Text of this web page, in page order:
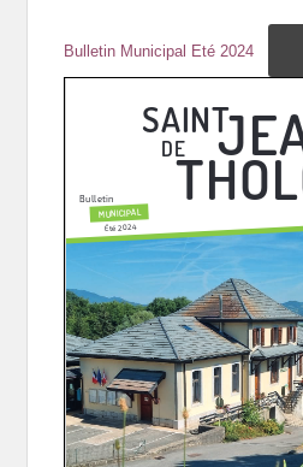
Bulletin Municipal Eté 2024